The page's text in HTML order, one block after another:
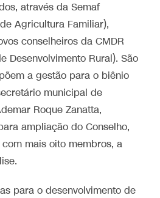
através da Semaf
Agricultura Familiar),
conselheiros da CMDR
Desenvolvimento Rural). São
a gestão para o biênio
municipal de
Roque Zanatta,
ampliação do Conselho,
mais oito membros, a
para o desenvolvimento de